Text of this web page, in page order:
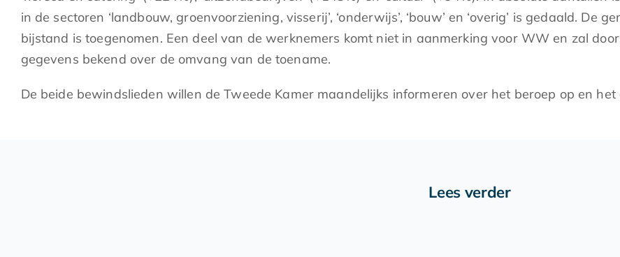
in de sectoren ‘landbouw, groenvoorziening, visserij’, ‘onderwijs’, ‘bouw’ en ‘overig’ is gedaald. De
bijstand is toegenomen. Een deel van de werknemers komt niet in aanmerking voor WW en zal
gegevens bekend over de omvang van de toename.
De beide bewindslieden willen de Tweede Kamer maandelijks informeren over het beroep op en
Lees verder